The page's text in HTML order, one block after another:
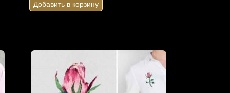
Добавить в корзину